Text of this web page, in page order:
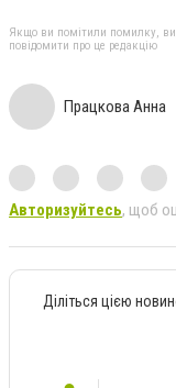
Якщо ви помітили помилку,
повідомити про це редакцію
Працкова Анна
Авторизуйтесь, щоб
Діліться цією